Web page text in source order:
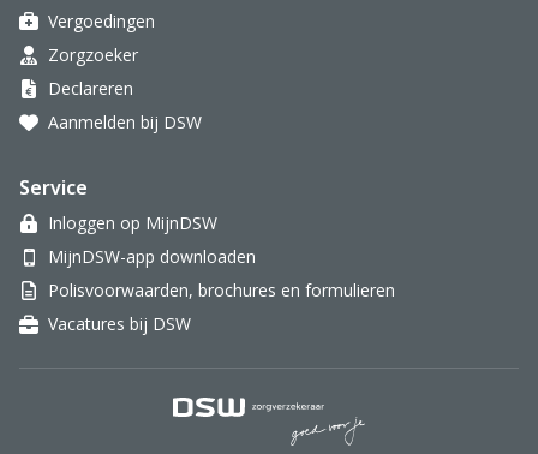
Vergoedingen
Zorgzoeker
Declareren
Aanmelden bij DSW
Service
Inloggen op MijnDSW
MijnDSW-app downloaden
Polisvoorwaarden, brochures en formulieren
Vacatures bij DSW